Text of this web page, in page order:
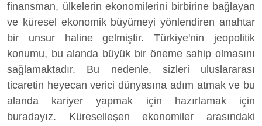
finansman, ülkelerin ekonomilerini birbirine bağlayan
ve küresel ekonomik büyümeyi yönlendiren anahtar
bir unsur haline gelmiştir. Türkiye'nin jeopolitik
konumu, bu alanda büyük bir öneme sahip olmasını
sağlamaktadır. Bu nedenle, sizleri uluslararası
ticaretin heyecan verici dünyasına adım atmak ve bu
alanda kariyer yapmak için hazırlamak için
buradayız. Küreselleşen ekonomiler arasındaki